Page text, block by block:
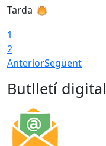
Tarda
1
2
AnteriorSegüent
Butlletí digital